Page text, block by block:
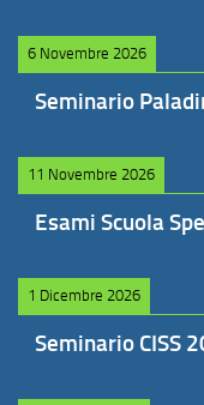
6 Novembre 2026
Seminario
11 Novembre 2026
Esami Scuola
1 Dicembre 2026
Seminario CISS